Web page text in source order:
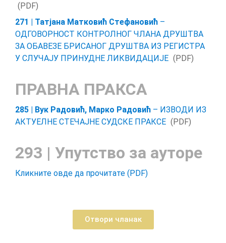
(PDF)
271 | Татјана Матковић Стефановић –
ОДГОВОРНОСТ КОНТРОЛНОГ ЧЛАНА ДРУШТВА
ЗА ОБАВЕЗЕ БРИСАНОГ ДРУШТВА ИЗ РЕГИСТРА
У СЛУЧАЈУ ПРИНУДНЕ ЛИКВИДАЦИЈЕ (PDF)
ПРАВНА ПРАКСА
285 | Вук Радовић, Марко Радовић – ИЗВОДИ ИЗ
АКТУЕЛНЕ СТЕЧАЈНЕ СУДСКЕ ПРАКСЕ (PDF)
293 | Упутство за ауторе
Кликните овде да прочитате (PDF)
Отвори чланак